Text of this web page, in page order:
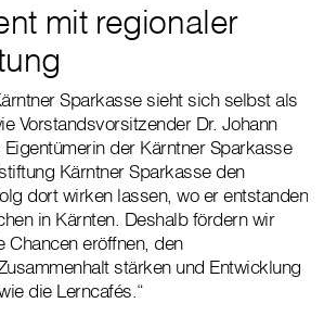
mit regionaler
Sparkasse sieht sich selbst als
Vorstandsvorsitzender Dr. Johann
der Kärntner Sparkasse
Kärntner Sparkasse den
dort wirken lassen, wo er entstanden
in Kärnten. Deshalb fördern wir
Chancen eröffnen, den
stärken und Entwicklung
die Lerncafés.“